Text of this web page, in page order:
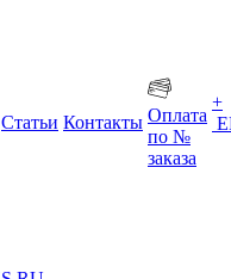
Статьи Контакты Оплата
по №
заказа
+